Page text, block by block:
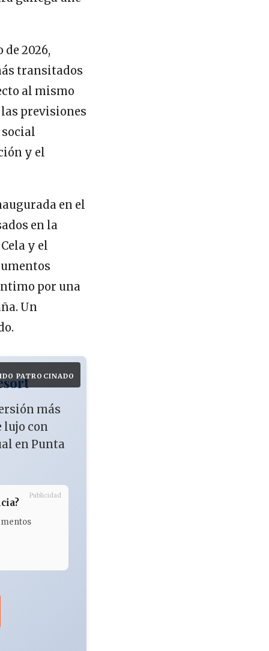
2026,
transitados
al mismo
previsiones
y el
en el
en la
y el
por una
Un
PATROCINADO
más
lujo con
en Punta
Publicidad